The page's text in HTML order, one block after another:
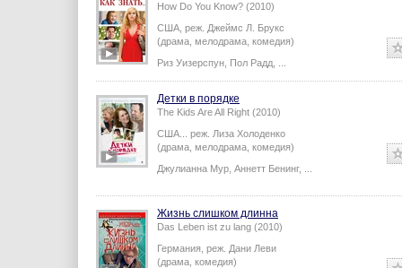
How Do You Know? (2010)
США, реж. Джеймс Л. Брукс
(драма, мелодрама, комедия)
Риз Уизерспун Пол Радд
Детки в порядке
The Kids Are All Right (2010)
США... реж. Лиза Холоденко
(драма, мелодрама, комедия)
Джулианна Мур Аннетт Бенинг,
Жизнь слишком длинна
Das Leben ist zu lang (2010)
Германия, реж. Дани Леви
(драма, комедия)